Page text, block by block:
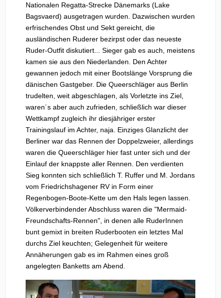
Nationalen Regatta-Strecke Dänemarks (Lake
Bagsvaerd) ausgetragen wurden. Dazwischen wurden
erfrischendes Obst und Sekt gereicht, die
ausländischen Ruderer bezirpst oder das neueste
Ruder-Outfit diskutiert... Sieger gab es auch, meistens
kamen sie aus den Niederlanden. Den Achter
gewannen jedoch mit einer Bootslänge Vorsprung die
dänischen Gastgeber. Die Queerschläger aus Berlin
trudelten, weit abgeschlagen, als Vorletzte ins Ziel,
waren´s aber auch zufrieden, schließlich war dieser
Wettkampf zugleich ihr diesjähriger erster
Trainingslauf im Achter, naja. Einziges Glanzlicht der
Berliner war das Rennen der Doppelzweier, allerdings
waren die Queerschläger hier fast unter sich und der
Einlauf der knappste aller Rennen. Den verdienten
Sieg konnten sich schließlich T. Ruffer und M. Jordans
vom Friedrichshagener RV in Form einer
Regenbogen-Boote-Kette um den Hals legen lassen.
Völkerverbindender Abschluss waren die "Mermaid-
Freundschafts-Rennen", in denen alle RuderInnen
bunt gemixt in breiten Ruderbooten ein letztes Mal
durchs Ziel keuchten; Gelegenheit für weitere
Annäherungen gab es im Rahmen eines groß
angelegten Banketts am Abend.